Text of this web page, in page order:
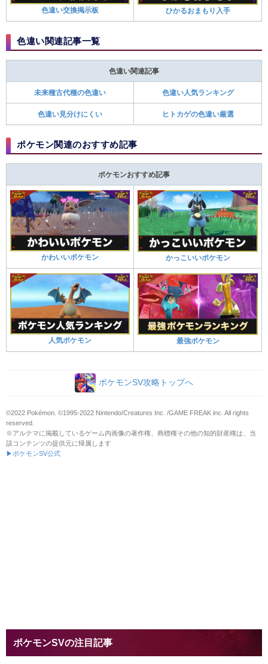
色違い交換掲示板 ひかるおまもり入手
色違い関連記事一覧
色違い関連記事
未来種古代種の色違い 色違い人気ランキング
色違い見分けにくい ヒトカゲの色違い厳選
ポケモン関連のおすすめ記事
ポケモンおすすめ記事
かわいいポケモン かっこいいポケモン
人気ポケモン 最強ポケモン
ポケモンSV攻略トップへ
©2022 Pokémon. ©1995-2022 Nintendo/Creatures Inc. /GAME FREAK inc. All rights
reserved.
※アルテマに掲載しているゲーム内画像の著作権、商標権その他の知的財産権は、当
該コンテンツの提供元に帰属します
▶ポケモンSV公式
ポケモンSVの注目記事